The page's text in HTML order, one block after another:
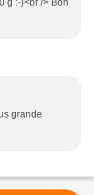
g :-)<br /> Bon
grande